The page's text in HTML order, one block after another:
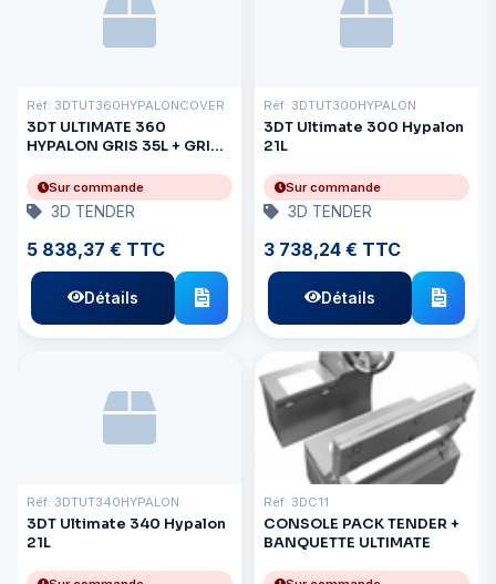
Réf: 3DTUT360HYPALONCOVER
3DT ULTIMATE 360
HYPALON GRIS 35L + GRIS
Sur commande
3D TENDER
5 838,37 € TTC
Détails
Réf: 3DTUT300HYPALON
3DT Ultimate 300 Hypalon
21L
Sur commande
3D TENDER
3 738,24 € TTC
Détails
Réf: 3DTUT340HYPALON
3DT Ultimate 340 Hypalon
21L
Réf: 3DC11
CONSOLE PACK TENDER +
BANQUETTE ULTIMATE